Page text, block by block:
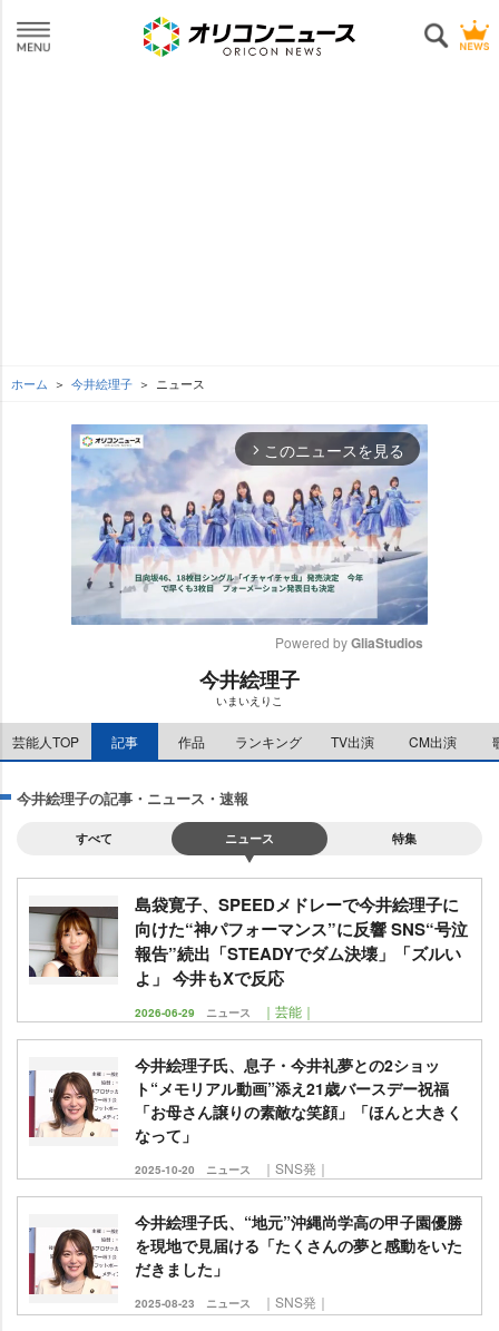
ホーム 今井絵理子 ニュース
arrow_forward_ios このニュースを見る
e
Powered by GliaStudios
今井絵理子
いまいえりこ
芸能人TOP 記事 作品 ランキング TV出演 CM出演
今井絵理子の記事・ニュース・速報
すべて ニュース 特集
島袋寛子、SPEEDメドレーで今井絵理子に
向けた“神パフォーマンス”に反響 SNS“号泣
報告”続出「STEADYでダム決壊」「ズルい
よ」 今井もXで反応
2026-06-29 ニュース ｜芸能｜
今井絵理子氏、息子・今井礼夢との2ショッ
ト“メモリアル動画”添え21歳バースデー祝福
「お母さん譲りの素敵な笑顔」「ほんと大きく
なって」
2025-10-20 ニュース ｜SNS発｜
今井絵理子氏、“地元”沖縄尚学高の甲子園優勝
を現地で見届ける「たくさんの夢と感動をいた
だきました」
2025-08-23 ニュース ｜SNS発｜